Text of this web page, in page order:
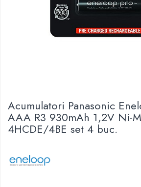
Prelungitoare
Stabilizatoare tensiune
Ventilatoare
Cablu coaxial
Periferice PC
Baterii Zinc-Aer
Acumulatori Panasonic
AAA R3 930mAh 1,2V Ni-
4HCDE/4BE set 4 buc.